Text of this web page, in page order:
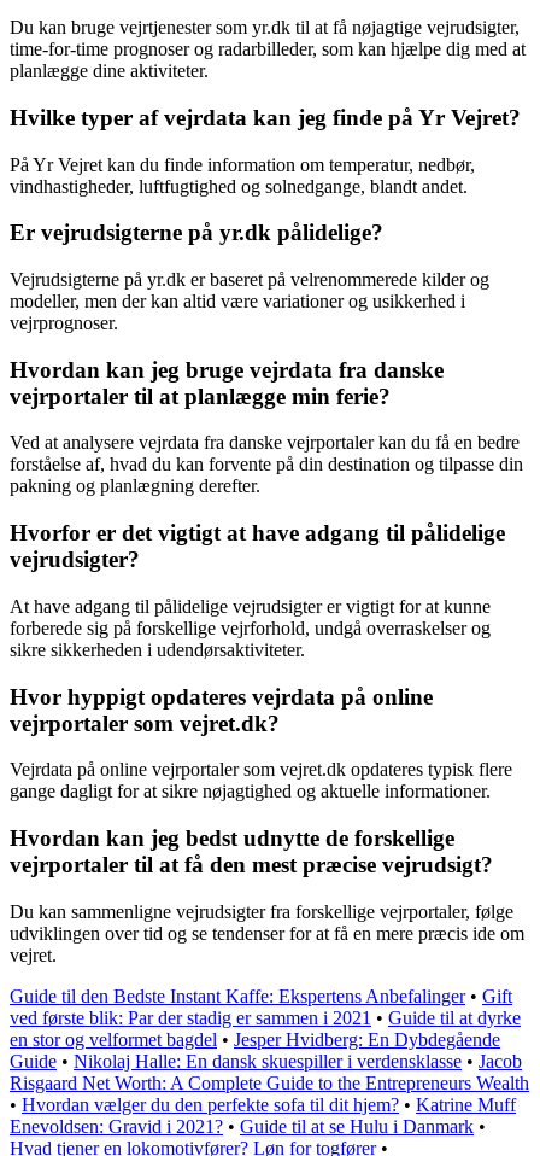
Du kan bruge vejrtjenester som yr.dk til at få nøjagtige vejrudsigter,
time-for-time prognoser og radarbilleder, som kan hjælpe dig med at
planlægge dine aktiviteter.
Hvilke typer af vejrdata kan jeg finde på Yr Vejret?
På Yr Vejret kan du finde information om temperatur, nedbør,
vindhastigheder, luftfugtighed og solnedgange, blandt andet.
Er vejrudsigterne på yr.dk pålidelige?
Vejrudsigterne på yr.dk er baseret på velrenommerede kilder og
modeller, men der kan altid være variationer og usikkerhed i
vejrprognoser.
Hvordan kan jeg bruge vejrdata fra danske
vejrportaler til at planlægge min ferie?
Ved at analysere vejrdata fra danske vejrportaler kan du få en bedre
forståelse af, hvad du kan forvente på din destination og tilpasse din
pakning og planlægning derefter.
Hvorfor er det vigtigt at have adgang til pålidelige
vejrudsigter?
At have adgang til pålidelige vejrudsigter er vigtigt for at kunne
forberede sig på forskellige vejrforhold, undgå overraskelser og
sikre sikkerheden i udendørsaktiviteter.
Hvor hyppigt opdateres vejrdata på online
vejrportaler som vejret.dk?
Vejrdata på online vejrportaler som vejret.dk opdateres typisk flere
gange dagligt for at sikre nøjagtighed og aktuelle informationer.
Hvordan kan jeg bedst udnytte de forskellige
vejrportaler til at få den mest præcise vejrudsigt?
Du kan sammenligne vejrudsigter fra forskellige vejrportaler, følge
udviklingen over tid og se tendenser for at få en mere præcis ide om
vejret.
Guide til den Bedste Instant Kaffe: Ekspertens Anbefalinger• Gift
ved første blik: Par der stadig er sammen i 2021 • Guide til at dyrke
en stor og velformet bagdel • Jesper Hvidberg: En Dybdegående
Guide • Nikolaj Halle: En dansk skuespiller i verdensklasse • Jacob
Risgaard Net Worth: A Complete Guide to the Entrepreneurs Wealth
• Hvordan vælger du den perfekte sofa til dit hjem? • Katrine Muff
Enevoldsen: Gravid i 2021? • Guide til at se Hulu i Danmark •
Hvad tjener en lokomotivfører? Løn for togfører•